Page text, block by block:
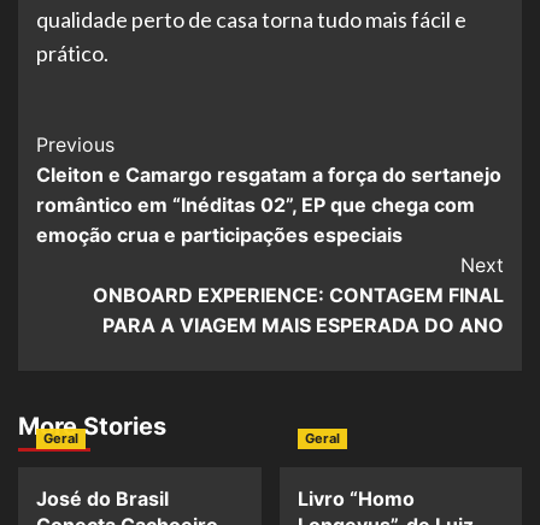
qualidade perto de casa torna tudo mais fácil e
prático.
Post
Navigation
Previous
Cleiton e Camargo resgatam a força do sertanejo
romântico em “Inéditas 02”, EP que chega com
emoção crua e participações especiais
Next
ONBOARD EXPERIENCE: CONTAGEM FINAL
PARA A VIAGEM MAIS ESPERADA DO ANO
More Stories
Geral
José do Brasil
Geral
Livro “Homo